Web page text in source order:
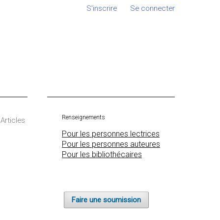
S'inscrire Se connecter
Articles Renseignements
Pour les personnes lectrices
Pour les personnes auteures
Pour les bibliothécaires
Faire une soumission